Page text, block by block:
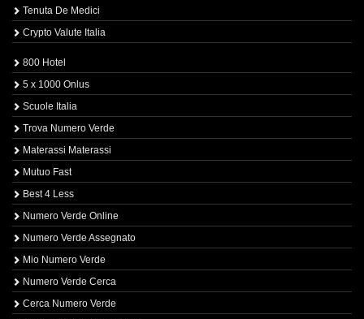
Tenuta De Medici
Crypto Valute Italia
800 Hotel
5 x 1000 Onlus
Scuole Italia
Trova Numero Verde
Materassi Materassi
Mutuo Fast
Best 4 Less
Numero Verde Online
Numero Verde Assegnato
Mio Numero Verde
Numero Verde Cerca
Cerca Numero Verde